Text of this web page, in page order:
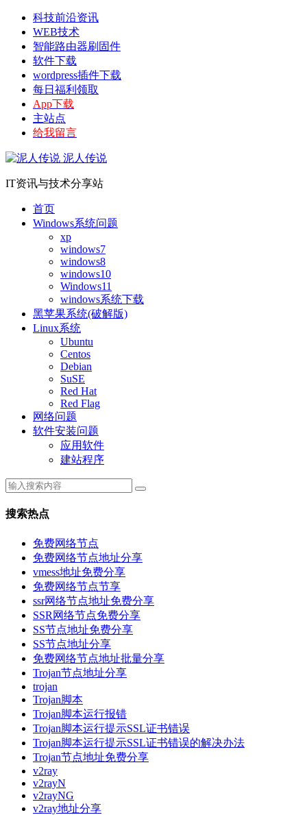
科技前沿资讯
WEB技术
智能路由器刷固件
软件下载
wordpress插件下载
每日福利领取
App下载
主站点
给我留言
泥人传说
IT资讯与技术分享站
首页
Windows系统问题
xp
windows7
windows8
windows10
Windows11
windows系统下载
黑苹果系统(破解版)
Linux系统
Ubuntu
Centos
Debian
SuSE
Red Hat
Red Flag
网络问题
软件安装问题
应用软件
建站程序
搜索热点
免费网络节点
免费网络节点地址分享
vmess地址免费分享
免费网络节点节享
ssr网络节点地址免费分享
SSR网络节点免费分享
SS节点地址免费分享
SS节点地址分享
免费网络节点地址批量分享
Trojan节点地址分享
trojan
Trojan脚本
Trojan脚本运行报错
Trojan脚本运行提示SSL证书错误
Trojan脚本运行提示SSL证书错误的解决办法
Trojan节点地址免费分享
v2ray
v2rayN
v2rayNG
v2ray地址分享